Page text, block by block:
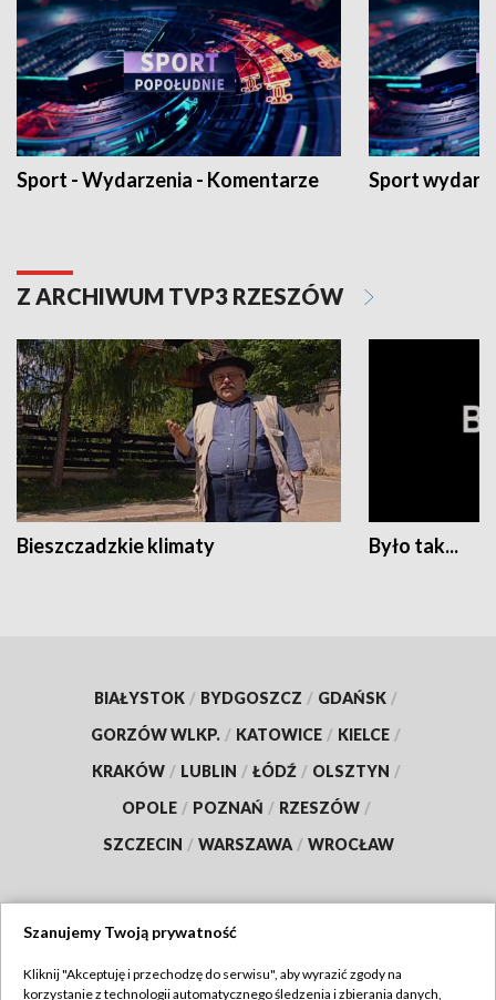
Sport - Wydarzenia - Komentarze Sport
Z ARCHIWUM TVP3 RZESZÓW
Bieszczadzkie klimaty Było tak...
BIAŁYSTOK / BYDGOSZCZ / GDAŃSK /
GORZÓW WLKP. / KATOWICE / KIELCE /
KRAKÓW / LUBLIN / ŁÓDŹ / OLSZTYN /
OPOLE / POZNAŃ / RZESZÓW /
SZCZECIN / WARSZAWA / WROCŁAW
Szanujemy Twoją prywatność
Kliknij "Akceptuję i przechodzę do serwisu", aby wyrazić zgody na
korzystanie z technologii automatycznego śledzenia i zbierania danych,